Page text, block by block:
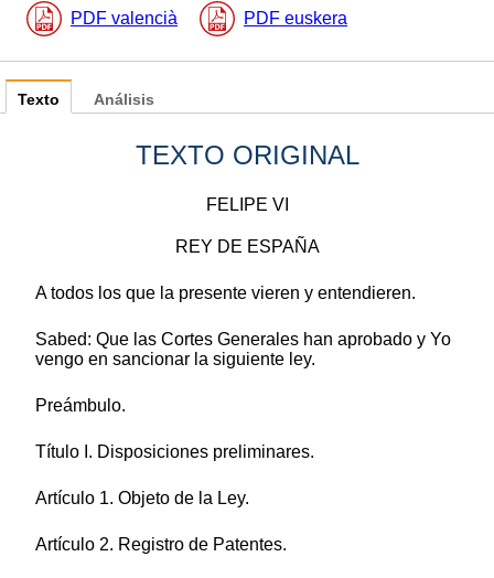
PDF valencià PDF euskera
Texto
TEXTO ORIGINAL
FELIPE VI
REY DE ESPAÑA
A todos los que la presente vieren y entendieren.
Sabed: Que las Cortes Generales han aprobado y Yo
vengo en sancionar la siguiente ley.
Preámbulo.
Título I. Disposiciones preliminares.
Artículo 1. Objeto de la Ley.
Artículo 2. Registro de Patentes.
Análisis